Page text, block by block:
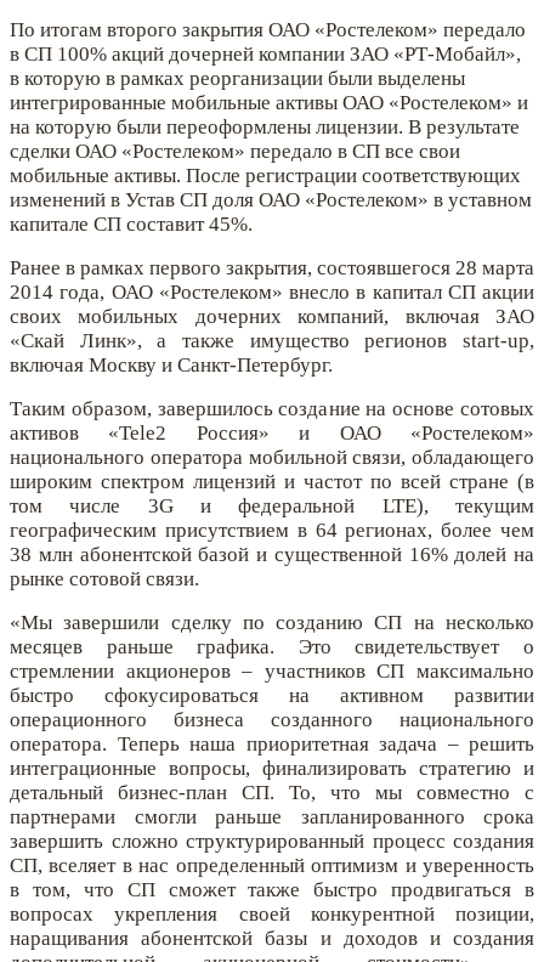
По итогам второго закрытия ОАО «Ростелеком» передало
в СП 100% акций дочерней компании ЗАО «РТ-Мобайл»,
в которую в рамках реорганизации были выделены
интегрированные мобильные активы ОАО «Ростелеком» и
на которую были переоформлены лицензии. В результате
сделки ОАО «Ростелеком» передало в СП все свои
мобильные активы. После регистрации соответствующих
изменений в Устав СП доля ОАО «Ростелеком» в уставном
капитале СП составит 45%.
Ранее в рамках первого закрытия, состоявшегося 28 марта
2014 года, ОАО «Ростелеком» внесло в капитал СП акции
своих мобильных дочерних компаний, включая ЗАО
«Скай Линк», а также имущество регионов start-up,
включая Москву и Санкт-Петербург.
Таким образом, завершилось создание на основе сотовых
активов «Tele2 Россия» и ОАО «Ростелеком»
национального оператора мобильной связи, обладающего
широким спектром лицензий и частот по всей стране (в
том числе 3G и федеральной LTE), текущим
географическим присутствием в 64 регионах, более чем
38 млн абонентcкой базой и существенной 16% долей на
рынке сотовой связи.
«Мы завершили сделку по созданию СП на несколько
месяцев раньше графика. Это свидетельствует о
стремлении акционеров – участников СП максимально
быстро сфокусироваться на активном развитии
операционного бизнеса созданного национального
оператора. Теперь наша приоритетная задача – решить
интеграционные вопросы, финализировать стратегию и
детальный бизнес-план СП. То, что мы совместно с
партнерами смогли раньше запланированного срока
завершить сложно структурированный процесс создания
СП, вселяет в нас определенный оптимизм и уверенность
в том, что СП сможет также быстро продвигаться в
вопросах укрепления своей конкурентной позиции,
наращивания абонентской базы и доходов и создания